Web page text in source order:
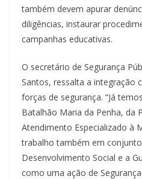
também devem apurar
diligências, instaurar
campanhas educativas.
O secretário de Segurança
Santos, ressalta a integração
forças de segurança. “Já
Batalhão Maria da Penha, da
Atendimento Especializado à
trabalho também em
Desenvolvimento Social e a
como uma ação de